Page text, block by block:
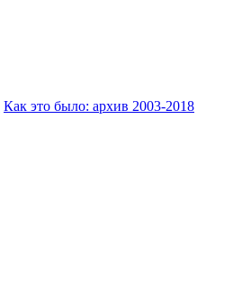
Как это было: архив 2003-2018